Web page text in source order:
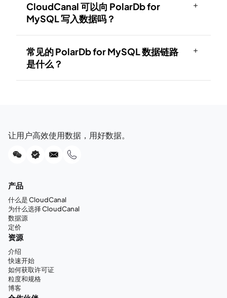
CloudCanal 可以向 PolarDb for
MySQL 写入数据吗？
常见的 PolarDb for MySQL 数据链路
是什么？
让用户高效使用数据，用好数据。
产品
什么是 CloudCanal
为什么选择 CloudCanal
数据源
定价
资源
介绍
快速开始
如何获取许可证
粒度和规格
博客